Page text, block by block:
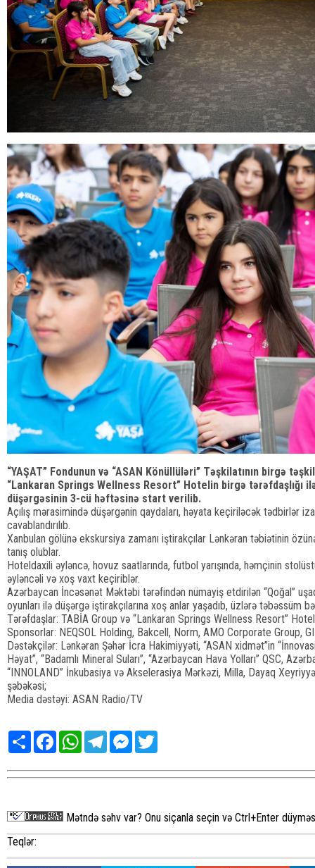
“YAŞAT” Fondunun və “ASAN Könüllüləri” Təşkilatının birgə
“Lankaran Springs Wellness Resort” Hotelin birgə tərəfdaşlığı
düşərgəsinin 3-cü həftəsinə start verilib.
Açılış mərasimində düşərgənin qaydaları, həyata keçiriləcək tədbirlər
cavablandırılıb.
Xanbulan gölünə ekskursiya zamanı iştirakçılar Lənkəran təbiətinin
tanış olublar.
Hoteldaxili əyləncə, hovuz saatlarında, futbol yarışında, həmçinin
əyləncəli və xoş vaxt keçiriblər.
Azərbaycan İncəsənət Məktəbi tərəfindən nümayiş etdirilən “Qoğal”
oyunları ilə düşərgə iştirakçılarına xoş anlar yaşadıb, üzlərə təbəssüm
Tərəfdaşlar: TABİA Group və “Lankaran Springs Wellness Resort”
Sponsorlar: NEQSOL Holding, Bakcell, Norm, AMO Corporate Group,
Dəstəkçilər: Lənkəran Şəhər İcra Hakimiyyəti, “ASAN xidmət”in
Həyat”, “Badamlı Mineral Suları”, “Azərbaycan Hava Yolları” QSC,
“INNOLAND” İnkubasiya və Akselerasiya Mərkəzi, Milla, Dayaq Xeyriyyə,
şəbəkəsi;
Media dəstəyi: ASAN Radio/TV
Share FacebookWhatsAppTelegramMessenger
Mətndə səhv var? Onu siçanla seçin və Ctrl+Enter
Teqlər: